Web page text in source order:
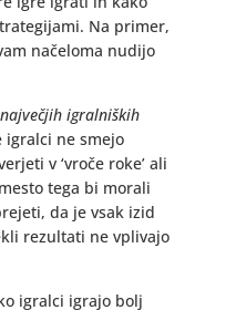
Na primer,
načeloma nudijo
igralniških
ne smejo
v ‘vroče roke’ ali
tega bi morali
da je vsak izid
rezultati ne vplivajo
igralci igrajo bolj